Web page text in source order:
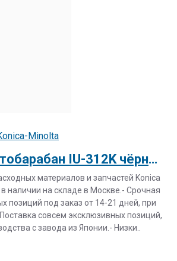
Minolta
A03100J Фотобарабан IU-312K чёрный для bizhub C20/C20P/C30P/C31P
материалов и запчастей Konica
в наличии на складе в Москве.- Срочная
позиций под заказ от 14-21 дней, при
совсем эксклюзивных позиций,
с завода из Японии.- Низки..